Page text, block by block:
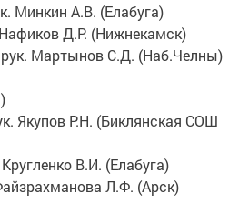
Минкин А.В. (Елабуга)
Д.Р. (Нижнекамск)
Мартынов С.Д. (Наб.Челны)
Якупов Р.Н. (Биклянская СОШ
В.И. (Елабуга)
Л.Ф. (Арск)